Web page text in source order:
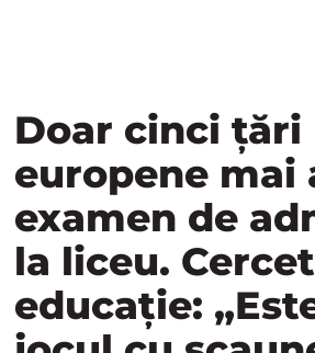
Doar cinci țări
europene mai
examen de
la liceu.
educație: